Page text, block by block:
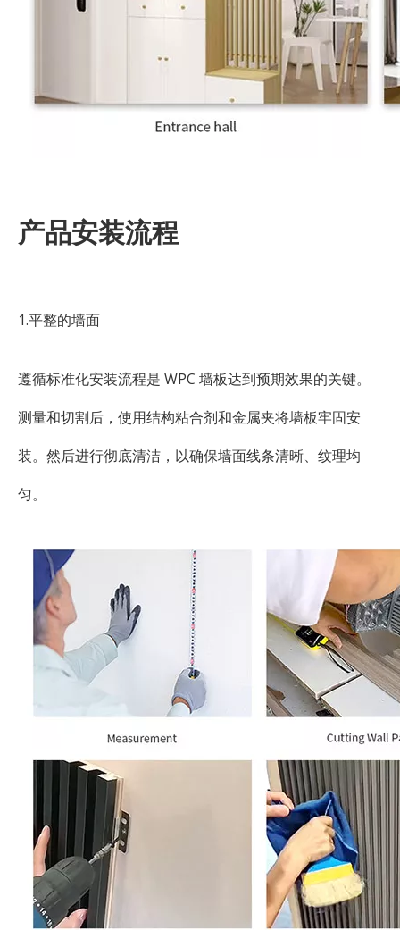
产品安装流程
1.平整的墙面
遵循标准化安装流程是 WPC 墙板达到预期效果的关键。
测量和切割后，使用结构粘合剂和金属夹将墙板牢固安
装。然后进行彻底清洁，以确保墙面线条清晰、纹理均
匀。